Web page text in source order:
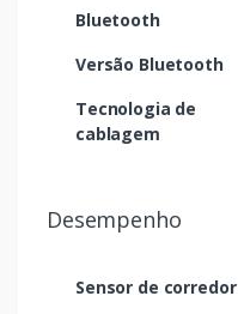
Bluetooth
Versão Bluetooth
Tecnologia de
cablagem
Desempenho
Sensor de corredor